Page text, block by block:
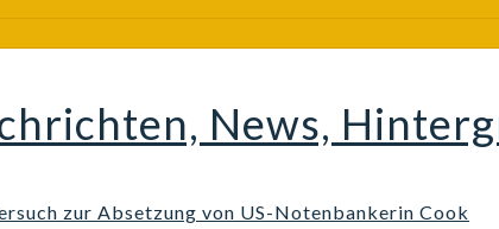
News,
zur Absetzung von US-Notenbankerin Cook